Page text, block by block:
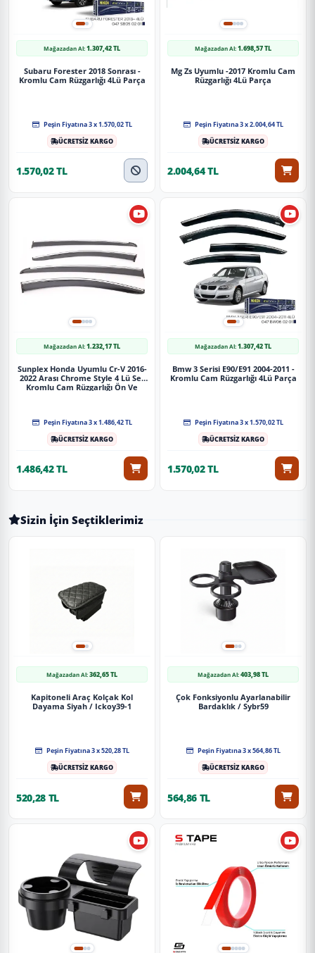
Mağazadan Al:1.307,42 TL
Subaru Forester 2018 Sonrası -
Kromlu Cam Rüzgarlığı 4Lü Parça
Peşin Fiyatına 3 x 1.570,02 TL
ÜCRETSİZ KARGO
1.570,02 TL
Mağazadan Al:1.698,57 TL
Mg Zs Uyumlu -2017 Kromlu Cam
Rüzgarlığı 4Lü Parça
Peşin Fiyatına 3 x 2.004,64 TL
ÜCRETSİZ KARGO
2.004,64 TL
Mağazadan Al:1.232,17 TL
Sunplex Honda Uyumlu Cr-V 2016-
2022 Arası Chrome Style 4 Lü Set
Kromlu Cam Rüzgarlığı Ön Ve
Peşin Fiyatına 3 x 1.486,42 TL
ÜCRETSİZ KARGO
1.486,42 TL
Mağazadan Al:1.307,42 TL
Bmw 3 Serisi E90/E91 2004-2011 -
Kromlu Cam Rüzgarlığı 4Lü Parça
Peşin Fiyatına 3 x 1.570,02 TL
ÜCRETSİZ KARGO
1.570,02 TL
Sizin İçin Seçtiklerimiz
Mağazadan Al:362,65 TL
Kapitoneli Araç Kolçak Kol
Dayama Siyah / Ickoy39-1
Peşin Fiyatına 3 x 520,28 TL
ÜCRETSİZ KARGO
520,28 TL
Mağazadan Al:403,98 TL
Çok Fonksiyonlu Ayarlanabilir
Bardaklık / Sybr59
Peşin Fiyatına 3 x 564,86 TL
ÜCRETSİZ KARGO
564,86 TL